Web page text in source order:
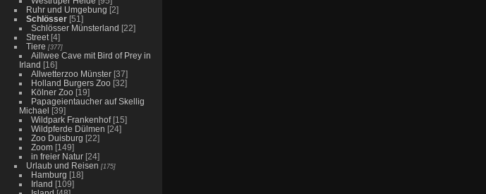
Ruhr und Umgebung [2]
Schlösser [51]
Schlösser Münsterland [22]
Street [4]
Tiere [377]
Aillwee Cave mit Bird of Prey in
Irland [16]
Allwetterzoo Münster [37]
Holland Burgers Zoo [32]
Kölner Zoo [19]
Papageientaucher auf Skellig
Michael [39]
Wildpark Frankenhof [15]
Wildpferde Dülmen [24]
Zoo Duisburg [22]
Zoom [149]
in freier Natur [24]
Urlaub und Reisen [175]
Hamburg [18]
Irland [109]